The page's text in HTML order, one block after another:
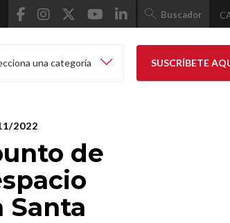
Buscador
una categoría SUSCRÍBETE
2022
de
Santa